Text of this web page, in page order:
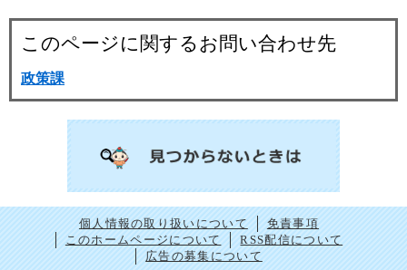
このページに関するお問い合わせ先
政策課
個人情報の取り扱いについて
免責事項
このホームページについて
RSS配信について
広告の募集について